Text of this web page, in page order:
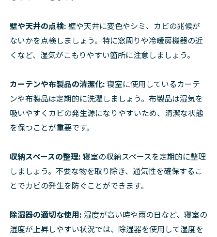
壁や天井の点検: 壁や天井に変色やシミ、カビの兆候が
ないかを点検しましょう。特に窓周りや冷暖房機器の近
くなど、湿気がこもりやすい箇所に注意しましょう。
カーテンや布製品の清潔化: 寝室に使用しているカーテ
ンや布製品は定期的に洗濯しましょう。布製品は湿気を
吸いやすくカビの発生源になりやすいため、清潔な状態
を保つことが重要です。
収納スペースの整理: 寝室の収納スペースを定期的に整理
しましょう。不要な物を取り除き、通気性を確保するこ
とでカビの発生を防ぐことができます。
除湿器の適切な使用: 湿度が高い時や雨の日など、寝室の
湿度が上昇しやすい状況では、除湿器を使用して湿度を